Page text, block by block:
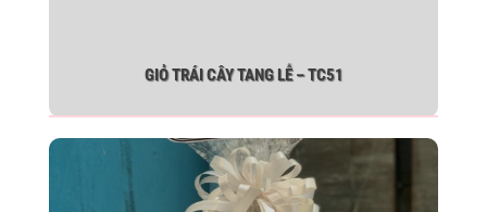
GIỎ TRÁI CÂY TANG LỄ – TC51